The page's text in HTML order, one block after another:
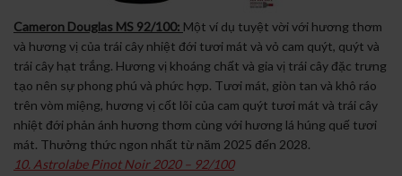
Cameron Douglas MS 92/100: Một ví dụ tuyệt vời với hương thơm
và hương vị của trái cây nhiệt đới tươi mát và vỏ cam quýt, quýt và
trái cây hạt trắng. Hương vị khoáng chất và gia vị trái cây đặc trưng
tạo nên sự phong phú và phức hợp. Tươi mát, giòn tan và khô ráo
trên vòm miệng, hương vị cốt lõi của cam quýt tươi mát và trái cây
nhiệt đới phản ánh hương thơm cùng với hương lá húng quế tươi
mát. Thưởng thức ngon nhất từ ​​năm 2025 đến 2028.
10. Astrolabe Pinot Noir 2020 – 92/100